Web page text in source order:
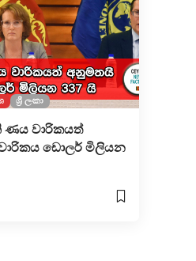
ශ්‍රී ලංකා
ණය වාරිකයත්
ඩොලර් මිලියන